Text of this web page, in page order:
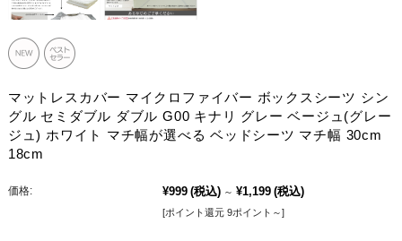
マットレスカバー マイクロファイバー ボックスシーツ シン
グル セミダブル ダブル G00 キナリ グレー ベージュ(グレー
ジュ) ホワイト マチ幅が選べる ベッドシーツ マチ幅 30cm
18cm
価格: ¥999 (税込) ～ ¥1,199 (税込)
[ポイント還元 9ポイント～]